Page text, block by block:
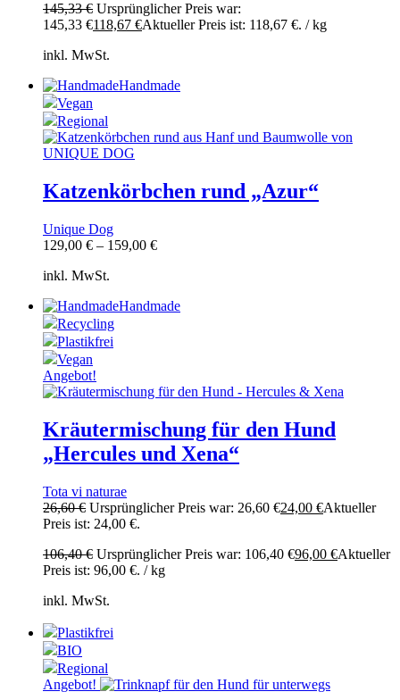
145,33€ Ursprünglicher Preis war:
145,33 €118,67 €Aktueller Preis ist: 118,67 €. /kg
inkl. MwSt.
Handmade
Vegan
Regional
Katzenkörbchen rund „Azur“
Unique Dog
129,00 € – 159,00 €
inkl. MwSt.
Handmade
Recycling
Plastikfrei
Vegan
Angebot!
Kräutermischung für den Hund
„Hercules und Xena“
Tota vi naturae
26,60€ Ursprünglicher Preis war: 26,60 €24,00 €Aktueller
Preis ist: 24,00 €.
106,40€ Ursprünglicher Preis war: 106,40 €96,00 €Aktueller
Preis ist: 96,00 €. /kg
inkl. MwSt.
Plastikfrei
BIO
Regional
Angebot!